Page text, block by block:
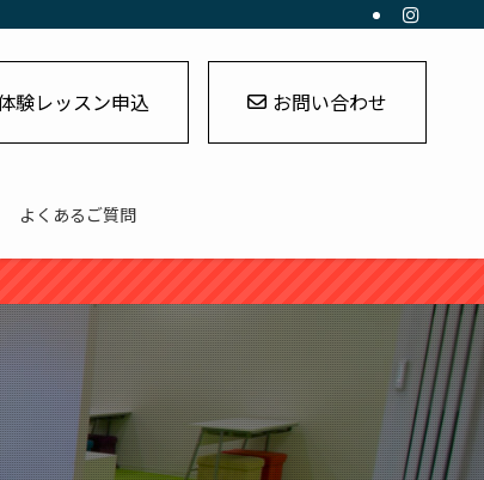
験レッスン申込 お問い合わせ
よくあるご質問